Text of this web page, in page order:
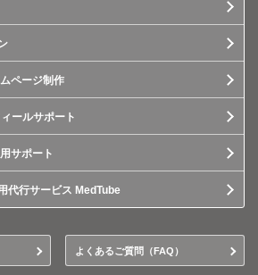
ページ制作
ールサポート
サポート
代行サービス MedTube
よくあるご質問（FAQ）